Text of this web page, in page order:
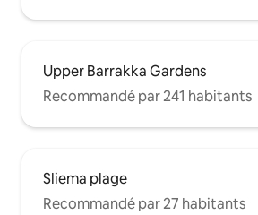
Upper Barrakka Gardens
Recommandé par 241 habitants
Sliema plage
Recommandé par 27 habitants